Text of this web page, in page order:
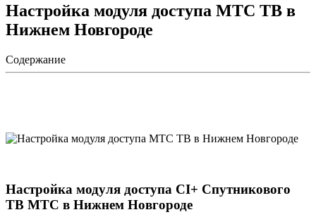
Настройка модуля доступа МТС ТВ в
Нижнем Новгороде
Содержание
Настройка модуля доступа CI+ Спутникового
ТВ МТС в Нижнем Новгороде